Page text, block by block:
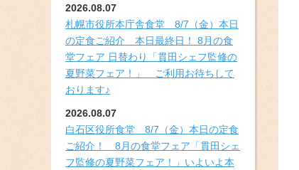
2026.08.07
札幌市役所本庁舎食堂 8/7（金）本日
の定食ご紹介 本日最終日！ 8月の食
堂フェア 日替わり「貫田シェフ監修の
夏野菜フェア！」 ご利用お待ちして
おります♪
2026.08.07
白石区役所食堂 8/7（金）本日の定食
ご紹介！ 8月の食堂フェア「貫田シェ
フ監修の夏野菜フェア！」いよいよ本